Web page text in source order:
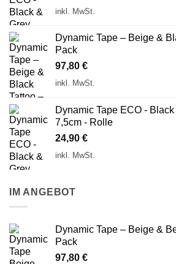
inkl. MwSt.
Dynamic Tape – Beige &
Pack
97,80 €
inkl. MwSt.
Dynamic Tape ECO -
7,5cm - Rolle
24,90 €
inkl. MwSt.
IM ANGEBOT
Dynamic Tape – Beige &
Pack
97,80 €